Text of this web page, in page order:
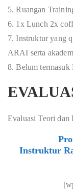
5. Ruangan
6. 1x Lunch 2x
7. Instruktur yang
ARAI serta
8. Belum termasuk
Evaluasi Teori dan
Instruktur